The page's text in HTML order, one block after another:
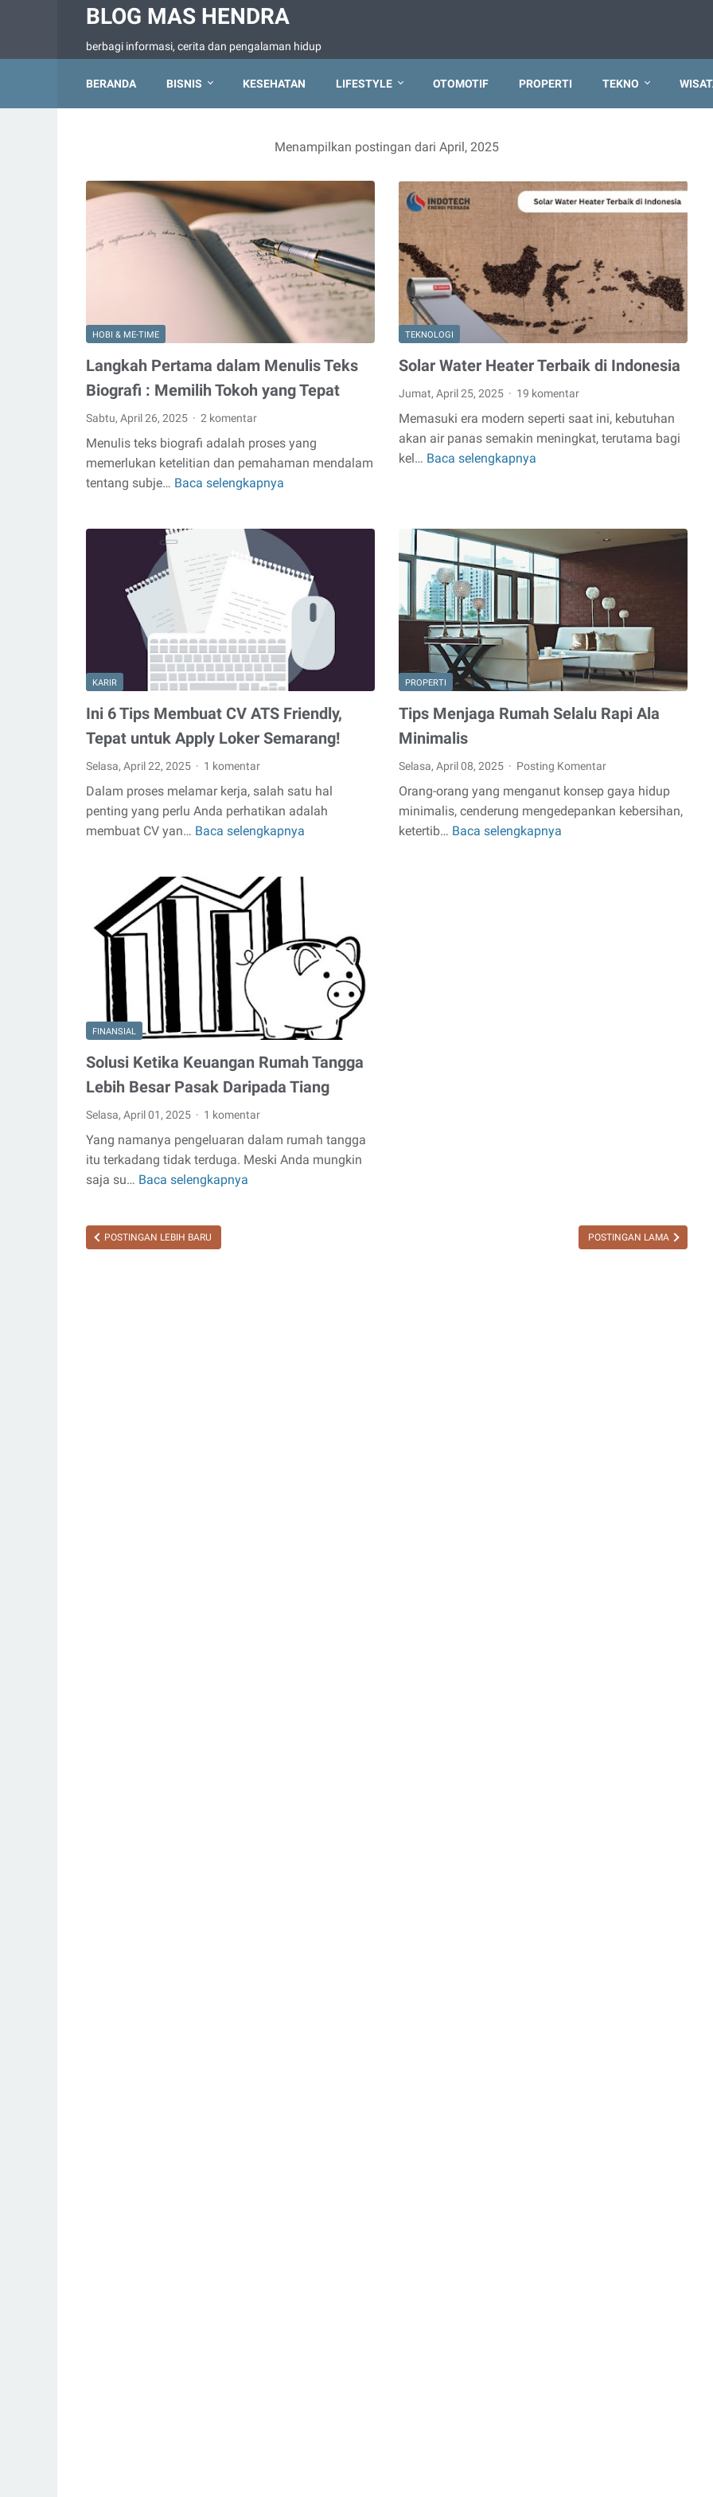
BLOG MAS HENDRA
berbagi informasi, cerita dan pengalaman hidup
BERANDA BISNIS KESEHATAN LIFESTYLE OTOMOTIF PROPERTI TEKNO
Menampilkan postingan dari April, 2025
HOBI & ME-TIME
Langkah Pertama dalam Menulis Teks
Biografi : Memilih Tokoh yang Tepat
Sabtu, April 26, 2025 2 komentar
Menulis teks biografi adalah proses yang
memerlukan ketelitian dan pemahaman mendalam
tentang subje… Baca selengkapnya
dalam
Menulis
Teks
Biografi
Memilih
Tokoh
yang
Tepat
TEKNOLOGI
Solar Water Heater Terbaik di Indonesia
Jumat, April 25, 2025 19 komentar
Memasuki era modern seperti saat ini, kebutuhan
akan air panas semakin meningkat, terutama bagi
kel… Baca selengkapnya
Indonesia
KARIR
Ini 6 Tips Membuat CV ATS Friendly,
Tepat untuk Apply Loker Semarang!
Selasa, April 22, 2025 1 komentar
Dalam proses melamar kerja, salah satu hal
penting yang perlu Anda perhatikan adalah
membuat CV yan… Baca selengkapnya
ATS
Friendly,
Tepat
untuk
Loker
Semarang!
PROPERTI
Tips Menjaga Rumah Selalu Rapi Ala
Minimalis
Selasa, April 08, 2025 Posting Komentar
Orang-orang yang menganut konsep gaya hidup
minimalis, cenderung mengedepankan kebersihan,
ketertib… Baca selengkapnya
FINANSIAL
Solusi Ketika Keuangan Rumah Tangga
Lebih Besar Pasak Daripada Tiang
Selasa, April 01, 2025 1 komentar
Yang namanya pengeluaran dalam rumah tangga
itu terkadang tidak terduga. Meski Anda mungkin
saja su… Baca selengkapnya
POSTINGAN LEBIH BARU POSTINGAN LAMA